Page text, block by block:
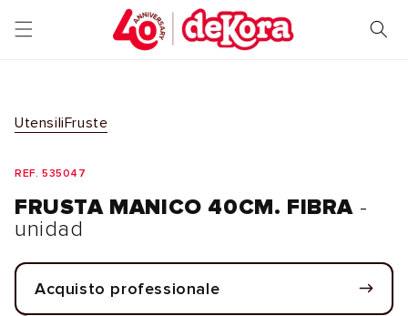
direttamente
ai contenuti
UtensiliFruste
REF. 535047
FRUSTA MANICO 40CM. FIBRA -
unidad
Acquisto professionale